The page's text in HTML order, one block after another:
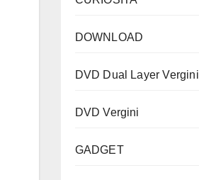
DOWNLOAD
DVD Dual Layer Vergini
DVD Vergini
GADGET